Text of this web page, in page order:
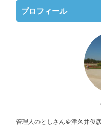
プロフィール
管理人のとしさん＠津久井俊